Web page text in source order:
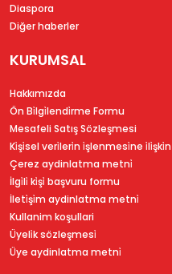
Diaspora
Diğer haberler
KURUMSAL
Hakkımızda
Ön Bi̇lgi̇lendi̇rme Formu
Mesafeli Satış Sözleşmesi
Ki̇şi̇sel veri̇leri̇n i̇şlenmesi̇ne
Çerez aydinlatma metni̇
İlgi̇li̇ ki̇şi̇ başvuru formu
İleti̇şi̇m aydinlatma metni̇
Kullanim koşullari
Üyeli̇k sözleşmesi̇
Üye aydinlatma metni̇